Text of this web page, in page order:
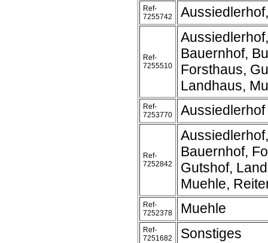
Ref-
7255742
Ref-
7255510
Bauernhof,
Forsthaus,
Landhaus,
Ref-
7253770
Aussiedlerhof
Ref-
7252842
Bauernhof,
Gutshof,
Muehle,
Ref-
7252378
Muehle
Ref-
7251682
Sonstiges